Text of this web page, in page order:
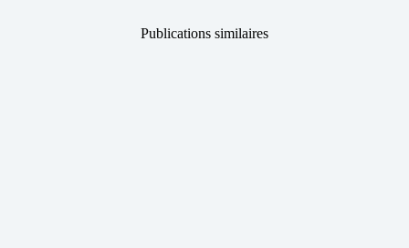
Publications similaires